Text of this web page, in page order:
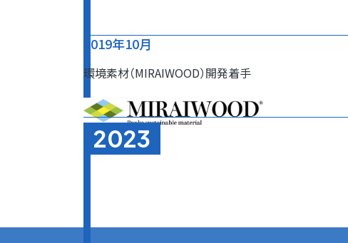
2019年10月
環境素材（MIRAIWOOD）開発着手
2023